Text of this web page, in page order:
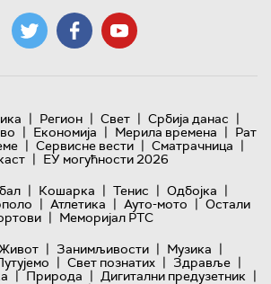
| Регион | Свет | Србија данас |
| Економија | Мерила времена | Рат
| Сервисне вести | Сматрачница |
| ЕУ могућности 2026
| Кошарка | Тенис | Одбојка |
| Атлетика | Ауто-мото | Остали
| Меморијал РТС
| Занимљивости | Музика |
| Свет познатих | Здравље |
| Природа | Дигитални предузетник |